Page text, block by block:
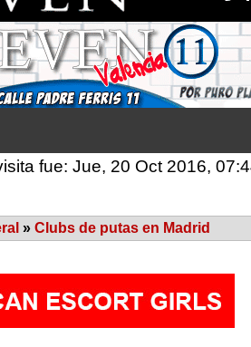
fue: Jue, 20 Oct 2016,
» Clubs de putas en Madrid